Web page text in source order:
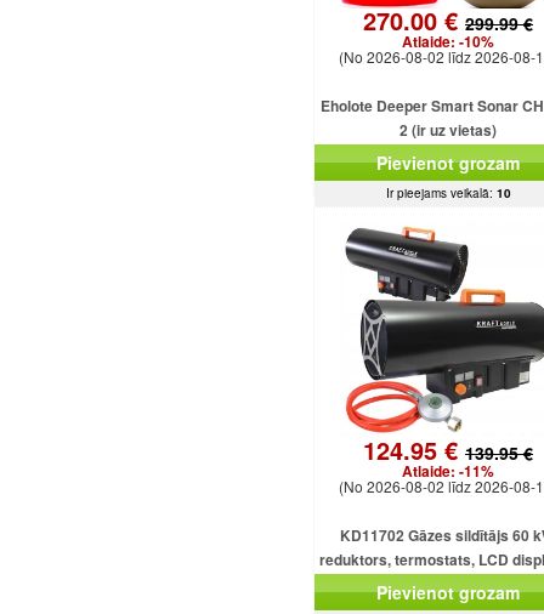
270.00 € 299.99 €
Atlaide: -10%
(No 2026-08-02 līdz 2026-08-
Eholote Deeper Smart Sonar
2 (ir uz vietas)
Pievienot grozam
Ir pieejams veikalā: 10
124.95 € 139.95 €
Atlaide: -11%
(No 2026-08-02 līdz 2026-08-
KD11702 Gāzes sildītājs 60
reduktors, termostats, LCD
gāzes šļūtene, ventilators
Pievienot grozam